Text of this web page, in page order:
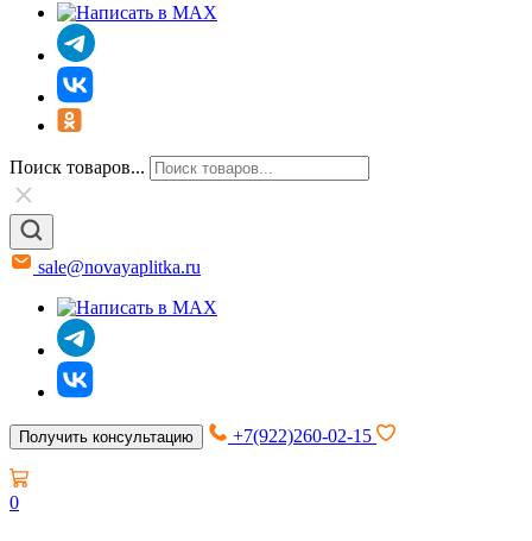
Поиск товаров...
sale@novayaplitka.ru
Получить консультацию +7(922)260-02-15
0